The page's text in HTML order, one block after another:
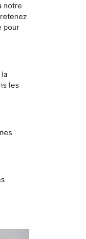
notre
pour
les